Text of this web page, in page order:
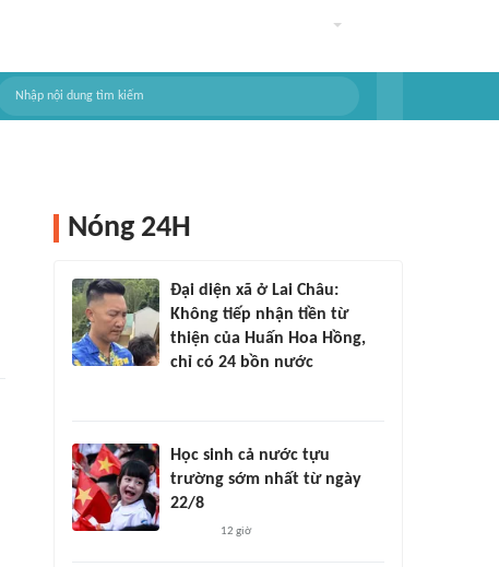
Nóng 24H
Đại diện xã ở Lai Châu:
Không tiếp nhận tiền từ
thiện của Huấn Hoa Hồng,
chỉ có 24 bồn nước
Học sinh cả nước tựu
trường sớm nhất từ ngày
22/8
12 giờ